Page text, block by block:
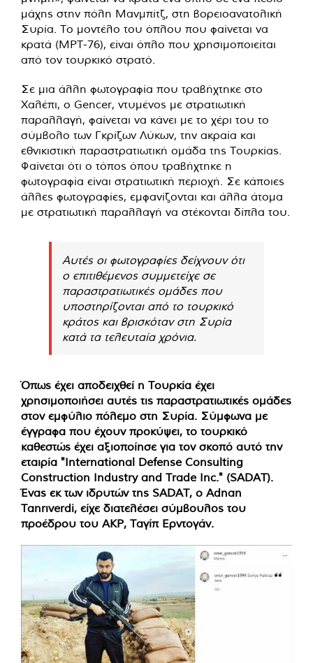
μάχης στην πόλη Μανμπίτζ, στη βορειοανατολική
Συρία. Το μοντέλο του όπλου που φαίνεται να
κρατά (MPT-76), είναι όπλο που χρησιμοποιείται
από τον τουρκικό στρατό.
Σε μια άλλη φωτογραφία που τραβήχτηκε στο
Χαλέπι, ο Gencer, ντυμένος με στρατιωτική
παραλλαγή, φαίνεται να κάνει με το χέρι του το
σύμβολο των Γκρίζων Λύκων, την ακραία και
εθνικιστική παραστρατιωτική ομάδα της Τουρκίας.
Φαίνεται ότι ο τόπος όπου τραβήχτηκε η
φωτογραφία είναι στρατιωτική περιοχή. Σε κάποιες
άλλες φωτογραφίες, εμφανίζονται και άλλα άτομα
με στρατιωτική παραλλαγή να στέκονται δίπλα του.
Αυτές οι φωτογραφίες δείχνουν ότι
ο επιτιθέμενος συμμετείχε σε
παραστρατιωτικές ομάδες που
υποστηρίζονται από το τουρκικό
κράτος και βρισκόταν στη Συρία
κατά τα τελευταία χρόνια.
Όπως έχει αποδειχθεί η Τουρκία έχει
χρησιμοποιήσει αυτές τις παραστρατιωτικές ομάδες
στον εμφύλιο πόλεμο στη Συρία. Σύμφωνα με
έγγραφα που έχουν προκύψει, το τουρκικό
καθεστώς έχει αξιοποίησε για τον σκοπό αυτό την
εταιρία "International Defense Consulting
Construction Industry and Trade Inc." (SADAT).
Ένας εκ των ιδρυτών της SADAT, ο Adnan
Tanrıverdi, είχε διατελέσει σύμβουλος του
προέδρου του AKP, Ταγίπ Ερντογάν.